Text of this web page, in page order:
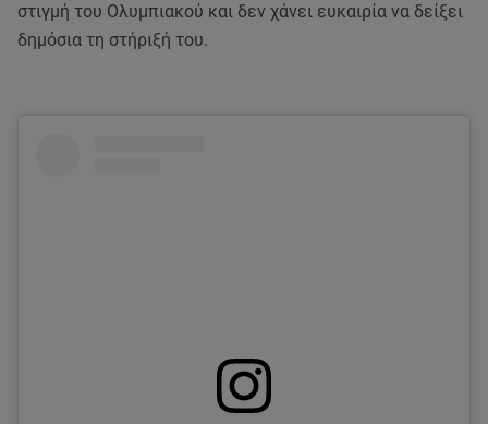
στιγμή του Ολυμπιακού και δεν χάνει ευκαιρία να δείξει
δημόσια τη στήριξή του.